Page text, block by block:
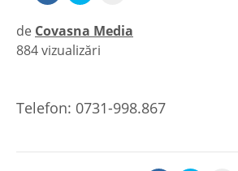
de Covasna Media
|
884 vizualizări
Telefon: 0731-998.867